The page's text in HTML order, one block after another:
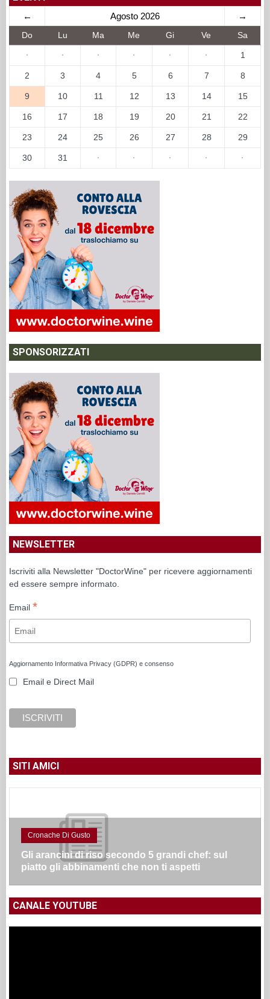
← Agosto 2026 →
Do Lu Ma Me Gi Ve Sa
· · · · · · 1
2 3 4 5 6 7 8
9 10 11 12 13 14 15
16 17 18 19 20 21 22
23 24 25 26 27 28 29
30 31 · · · · ·
SPONSORIZZATI
NEWSLETTER
Iscriviti alla Newsletter "DoctorWine" per ricevere aggiornamenti
ed essere sempre informato.
Email *
Aggiornamento Informativa Privacy (GDPR) e consenso
Email e Direct Mail
SITI AMICI
Cronache Di Gusto
Gli arancini di riso secondo 5 grandi chef: sul
piatto gli abbinamenti che non ti aspetti
CANALE YOUTUBE